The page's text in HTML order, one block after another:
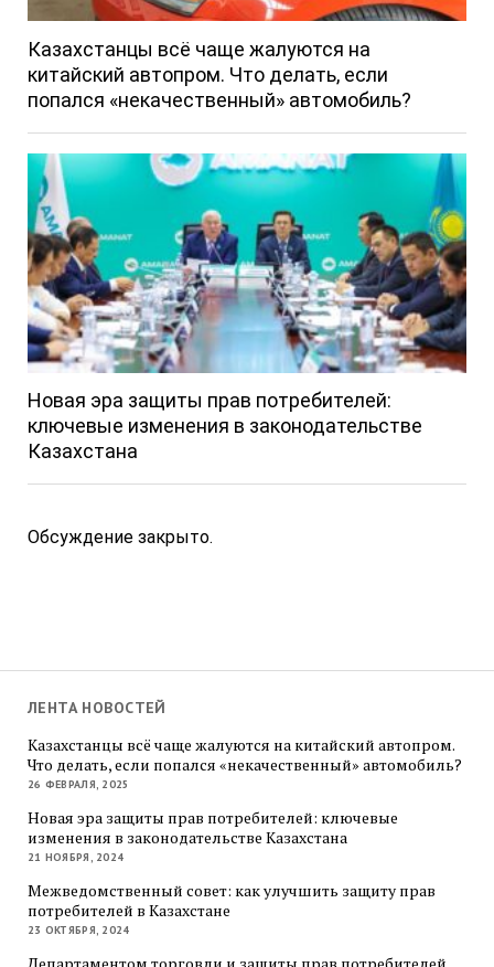
Казахстанцы всё чаще жалуются на
китайский автопром. Что делать, если
попался «некачественный» автомобиль?
Новая эра защиты прав потребителей:
ключевые изменения в законодательстве
Казахстана
Обсуждение закрыто.
ЛЕНТА НОВОСТЕЙ
Казахстанцы всё чаще жалуются на китайский автопром.
Что делать, если попался «некачественный» автомобиль?
26 ФЕВРАЛЯ, 2025
Новая эра защиты прав потребителей: ключевые
изменения в законодательстве Казахстана
21 НОЯБРЯ, 2024
Межведомственный совет: как улучшить защиту прав
потребителей в Казахстане
23 ОКТЯБРЯ, 2024